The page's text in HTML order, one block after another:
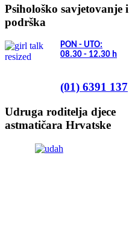
Psihološko savjetovanje i
podrška
PON - UTO:
08.30 - 12.30 h
(01) 6391 137
Udruga roditelja djece
astmatičara Hrvatske